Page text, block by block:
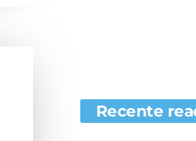
Recente